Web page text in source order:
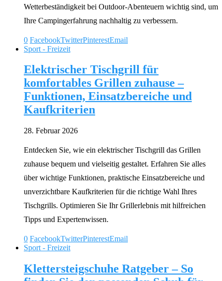
Wetterbeständigkeit bei Outdoor-Abenteuern wichtig sind, um
Ihre Campingerfahrung nachhaltig zu verbessern.
0 FacebookTwitterPinterestEmail
Sport - Freizeit
Elektrischer Tischgrill für
komfortables Grillen zuhause –
Funktionen, Einsatzbereiche und
Kaufkriterien
28. Februar 2026
Entdecken Sie, wie ein elektrischer Tischgrill das Grillen
zuhause bequem und vielseitig gestaltet. Erfahren Sie alles
über wichtige Funktionen, praktische Einsatzbereiche und
unverzichtbare Kaufkriterien für die richtige Wahl Ihres
Tischgrills. Optimieren Sie Ihr Grillerlebnis mit hilfreichen
Tipps und Expertenwissen.
0 FacebookTwitterPinterestEmail
Sport - Freizeit
Klettersteigschuhe Ratgeber – So